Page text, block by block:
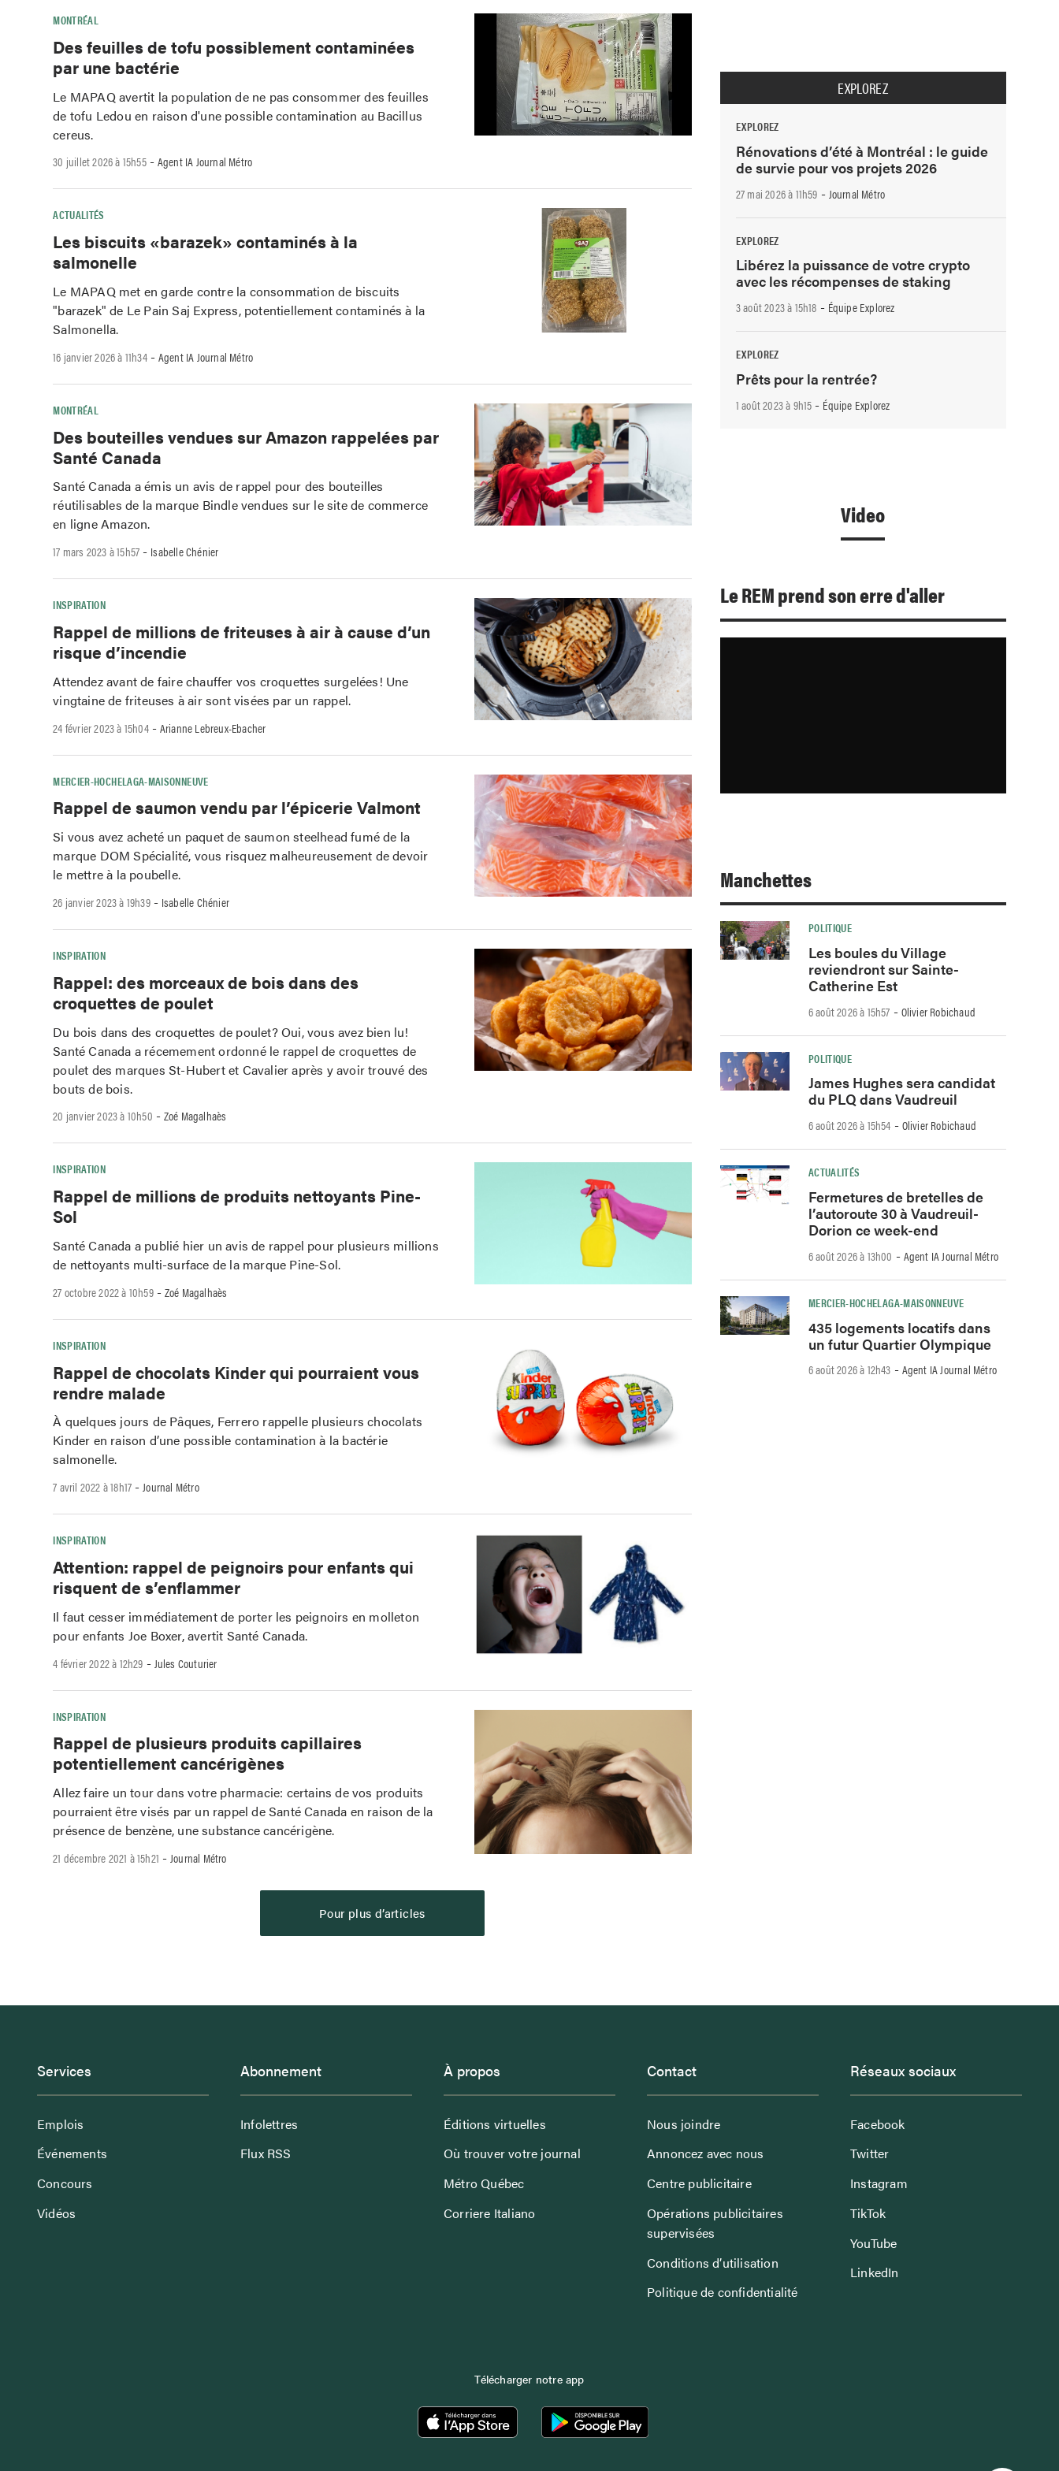
MONTRÉAL
Des feuilles de tofu possiblement contaminées
par une bactérie
Le MAPAQ avertit la population de ne pas consommer des feuilles
de tofu Ledou en raison d'une possible contamination au Bacillus
cereus.
30 juillet 2026 à 15h55-Agent IA Journal Métro
ACTUALITÉS
Les biscuits «barazek» contaminés à la
salmonelle
Le MAPAQ met en garde contre la consommation de biscuits
"barazek" de Le Pain Saj Express, potentiellement contaminés à la
Salmonella.
16 janvier 2026 à 11h34-Agent IA Journal Métro
MONTRÉAL
Des bouteilles vendues sur Amazon rappelées par
Santé Canada
Santé Canada a émis un avis de rappel pour des bouteilles
réutilisables de la marque Bindle vendues sur le site de commerce
en ligne Amazon.
17 mars 2023 à 15h57 - Isabelle Chénier
INSPIRATION
Rappel de millions de friteuses à air à cause d’un
risque d’incendie
Attendez avant de faire chauffer vos croquettes surgelées! Une
vingtaine de friteuses à air sont visées par un rappel.
24 février 2023 à 15h04-Arianne Lebreux-Ebacher
MERCIER-HOCHELAGA-MAISONNEUVE
Rappel de saumon vendu par l’épicerie Valmont
Si vous avez acheté un paquet de saumon steelhead fumé de la
marque DOM Spécialité, vous risquez malheureusement de devoir
le mettre à la poubelle.
26 janvier 2023 à 19h39- Isabelle Chénier
INSPIRATION
Rappel: des morceaux de bois dans des
croquettes de poulet
Du bois dans des croquettes de poulet? Oui, vous avez bien lu!
Santé Canada a récemement ordonné le rappel de croquettes de
poulet des marques St-Hubert et Cavalier après y avoir trouvé des
bouts de bois.
20 janvier 2023 à 10h50 -Zoé Magalhaès
INSPIRATION
Rappel de millions de produits nettoyants Pine-
Sol
Santé Canada a publié hier un avis de rappel pour plusieurs millions
de nettoyants multi-surface de la marque Pine-Sol.
27 octobre 2022 à 10h59-Zoé Magalhaès
INSPIRATION
Rappel de chocolats Kinder qui pourraient vous
rendre malade
À quelques jours de Pâques, Ferrero rappelle plusieurs chocolats
Kinder en raison d’une possible contamination à la bactérie
salmonelle.
7 avril 2022 à 18h17 -Journal Métro
INSPIRATION
Attention: rappel de peignoirs pour enfants qui
risquent de s’enflammer
Il faut cesser immédiatement de porter les peignoirs en molleton
pour enfants Joe Boxer, avertit Santé Canada.
4 février 2022 à 12h29 - Jules Couturier
INSPIRATION
Rappel de plusieurs produits capillaires
potentiellement cancérigènes
Allez faire un tour dans votre pharmacie: certains de vos produits
pourraient être visés par un rappel de Santé Canada en raison de la
présence de benzène, une substance cancérigène.
21 décembre 2021 à 15h21 -Journal Métro
Pour plus d’articles
EXPLOREZ
EXPLOREZ
Rénovations d’été à Montréal : le guide
de survie pour vos projets 2026
27 mai 2026 à 11h59 - Journal Métro
EXPLOREZ
Libérez la puissance de votre crypto
avec les récompenses de staking
3 août 2023 à 15h18 - Équipe Explorez
EXPLOREZ
Prêts pour la rentrée?
1 août 2023 à 9h15 - Équipe Explorez
Video
Le REM prend son erre d'aller
Manchettes
POLITIQUE
Les boules du Village
reviendront sur Sainte-
Catherine Est
6 août 2026 à 15h57 -Olivier Robichaud
POLITIQUE
James Hughes sera candidat
du PLQ dans Vaudreuil
6 août 2026 à 15h54 -Olivier Robichaud
ACTUALITÉS
Fermetures de bretelles de
l’autoroute 30 à Vaudreuil-
Dorion ce week-end
6 août 2026 à 13h00 -Agent IA Journal Métro
MERCIER-HOCHELAGA-MAISONNEUVE
435 logements locatifs dans
un futur Quartier Olympique
6 août 2026 à 12h43 -Agent IA Journal Métro
Services
Emplois
Événements
Concours
Vidéos
Abonnement
Infolettres
Flux RSS
À propos
Éditions virtuelles
Où trouver votre journal
Métro Québec
Corriere Italiano
Contact
Nous joindre
Annoncez avec nous
Centre publicitaire
Opérations publicitaires
supervisées
Conditions d’utilisation
Politique de confidentialité
Réseaux sociaux
Facebook
Twitter
Instagram
TikTok
YouTube
LinkedIn
Télécharger notre app